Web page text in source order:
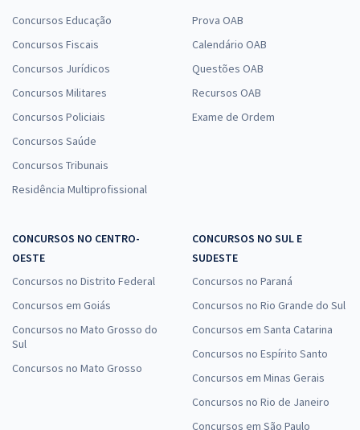
Concursos Educação
Concursos Fiscais
Concursos Jurídicos
Concursos Militares
Concursos Policiais
Concursos Saúde
Concursos Tribunais
Residência Multiprofissional
Prova OAB
Calendário OAB
Questões OAB
Recursos OAB
Exame de Ordem
CONCURSOS NO CENTRO-
OESTE
Concursos no Distrito Federal
Concursos em Goiás
Concursos no Mato Grosso do
Sul
Concursos no Mato Grosso
CONCURSOS NO SUL E
SUDESTE
Concursos no Paraná
Concursos no Rio Grande do Sul
Concursos em Santa Catarina
Concursos no Espírito Santo
Concursos em Minas Gerais
Concursos no Rio de Janeiro
Concursos em São Paulo